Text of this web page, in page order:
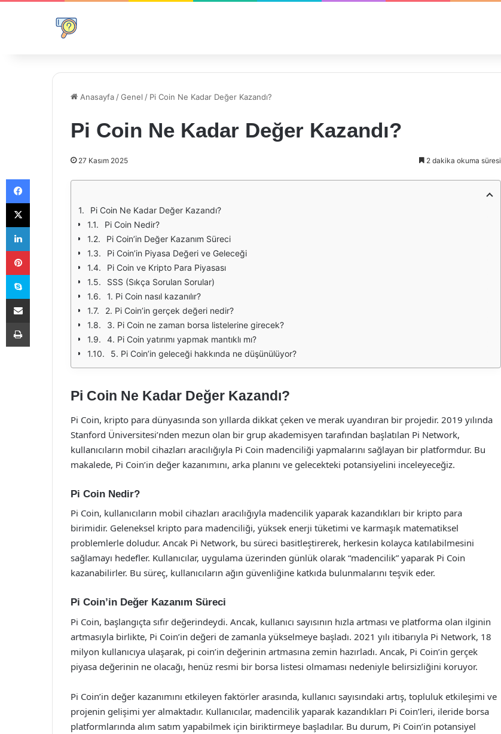
Anasayfa /Genel / Pi Coin Ne Kadar Değer Kazandı?
Pi Coin Ne Kadar Değer Kazandı?
27 Kasım 2025 2 dakika okuma süresi
Pi Coin Ne Kadar Değer Kazandı?
Pi Coin Nedir?
Pi Coin’in Değer Kazanım Süreci
Pi Coin’in Piyasa Değeri ve Geleceği
Pi Coin ve Kripto Para Piyasası
SSS (Sıkça Sorulan Sorular)
1. Pi Coin nasıl kazanılır?
2. Pi Coin’in gerçek değeri nedir?
3. Pi Coin ne zaman borsa listelerine girecek?
4. Pi Coin yatırımı yapmak mantıklı mı?
5. Pi Coin’in geleceği hakkında ne düşünülüyor?
Pi Coin Ne Kadar Değer Kazandı?
Pi Coin, kripto para dünyasında son yıllarda dikkat çeken ve merak uyandıran bir projedir. 2019 yılında
Stanford Üniversitesi’nden mezun olan bir grup akademisyen tarafından başlatılan Pi Network,
kullanıcıların mobil cihazları aracılığıyla Pi Coin madenciliği yapmalarını sağlayan bir platformdur. Bu
makalede, Pi Coin’in değer kazanımını, arka planını ve gelecekteki potansiyelini inceleyeceğiz.
Pi Coin Nedir?
Pi Coin, kullanıcıların mobil cihazları aracılığıyla madencilik yaparak kazandıkları bir kripto para
birimidir. Geleneksel kripto para madenciliği, yüksek enerji tüketimi ve karmaşık matematiksel
problemlerle doludur. Ancak Pi Network, bu süreci basitleştirerek, herkesin kolayca katılabilmesini
sağlamayı hedefler. Kullanıcılar, uygulama üzerinden günlük olarak “madencilik” yaparak Pi Coin
kazanabilirler. Bu süreç, kullanıcıların ağın güvenliğine katkıda bulunmalarını teşvik eder.
Pi Coin’in Değer Kazanım Süreci
Pi Coin, başlangıçta sıfır değerindeydi. Ancak, kullanıcı sayısının hızla artması ve platforma olan ilginin
artmasıyla birlikte, Pi Coin’in değeri de zamanla yükselmeye başladı. 2021 yılı itibarıyla Pi Network, 18
milyon kullanıcıya ulaşarak, pi coin’in değerinin artmasına zemin hazırladı. Ancak, Pi Coin’in gerçek
piyasa değerinin ne olacağı, henüz resmi bir borsa listesi olmaması nedeniyle belirsizliğini koruyor.
Pi Coin’in değer kazanımını etkileyen faktörler arasında, kullanıcı sayısındaki artış, topluluk etkileşimi ve
projenin gelişimi yer almaktadır. Kullanıcılar, madencilik yaparak kazandıkları Pi Coin’leri, ileride borsa
platformlarında alım satım yapabilmek için biriktirmeye başladılar. Bu durum, Pi Coin’in potansiyel
Facebook
X
LinkedIn
Pinterest
Skype
E-Posta ile paylaş